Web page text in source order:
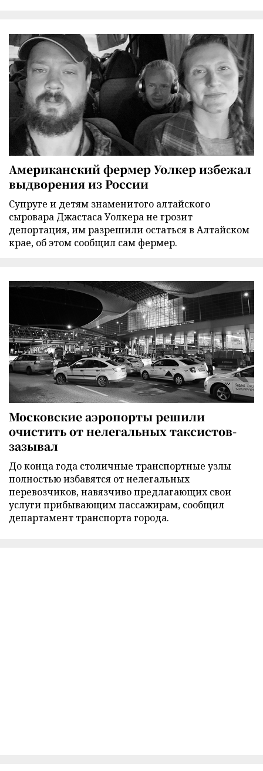
Американский фермер Уолкер избежал
выдворения из России
Супруге и детям знаменитого алтайского
сыровара Джастаса Уолкера не грозит
депортация, им разрешили остаться в Алтайском
крае, об этом сообщил сам фермер.
Московские аэропорты решили
очистить от нелегальных таксистов-
зазывал
До конца года столичные транспортные узлы
полностью избавятся от нелегальных
перевозчиков, навязчиво предлагающих свои
услуги прибывающим пассажирам, сообщил
департамент транспорта города.